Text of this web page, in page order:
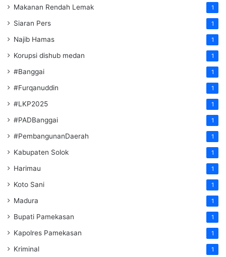
Makanan Rendah Lemak 1
Siaran Pers 1
Najib Hamas 1
Korupsi dishub medan 1
#Banggai 1
#Furqanuddin 1
#LKP2025 1
#PADBanggai 1
#PembangunanDaerah 1
Kabupaten Solok 1
Harimau 1
Koto Sani 1
Madura 1
Bupati Pamekasan 1
Kapolres Pamekasan 1
Kriminal 1